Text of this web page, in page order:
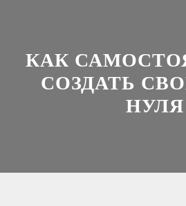
КАК
СОЗДАТЬ
НУЛЯ